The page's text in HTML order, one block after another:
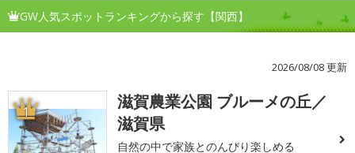
GW人気スポットランキングから探す【関西】
2026/08/08 更新
1
滋賀農業公園 ブルーメの丘／
滋賀県
自然の中で家族とのんびり楽しめる